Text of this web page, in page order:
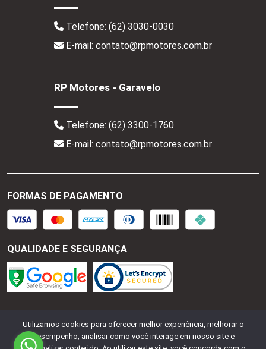
Telefone: (62) 3030-0030
E-mail: contato@rpmotores.com.br
RP Motores - Garavelo
Telefone: (62) 3300-1760
E-mail: contato@rpmotores.com.br
FORMAS DE PAGAMENTO
QUALIDADE E SEGURANÇA
direitos reservados.2026
Utilizamos cookies para oferecer melhor experiência, melhorar o
desempenho, analisar como você interage em nosso site e